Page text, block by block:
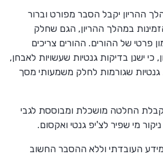
ההריון יקבל הסבר מפורט וברור
במהלך ההריון, הגם שחלק
פרטי של ההורים. ההורים צריכים
ישנן בדיקות גנטיות שעשויות לאבחן,
שגורמות לחלק משמעותי מסך
החלטה מושכלת ומבוססת לגבי
מי שפיר לצ'יפ גנטי ואקסום.
העובדתי וללא ההסבר החשוב